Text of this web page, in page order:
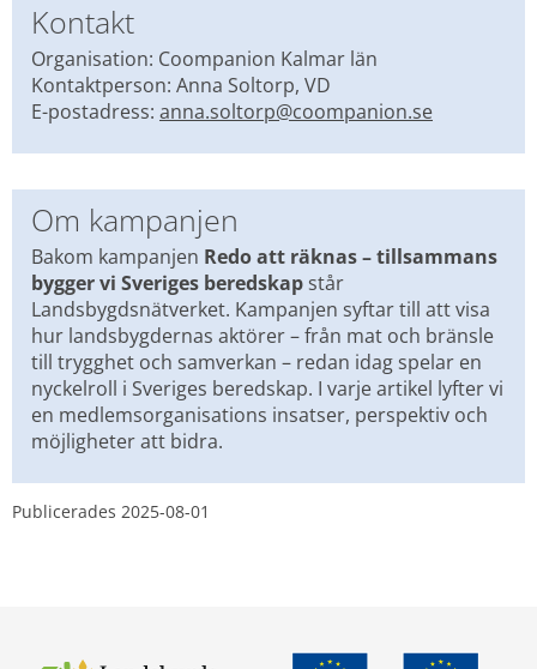
Kontakt
Organisation: Coompanion Kalmar län
Kontaktperson: Anna Soltorp, VD
E-postadress: anna.soltorp@coompanion.se
Om kampanjen
Bakom kampanjen Redo att räknas – tillsammans
bygger vi Sveriges beredskap står
Landsbygdsnätverket. Kampanjen syftar till att visa
hur landsbygdernas aktörer – från mat och bränsle
till trygghet och samverkan – redan idag spelar en
nyckelroll i Sveriges beredskap. I varje artikel lyfter vi
en medlemsorganisations insatser, perspektiv och
möjligheter att bidra.
Publicerades 2025-08-01